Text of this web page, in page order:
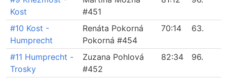
Kost
#451
#10 Kost -
Humprecht
Renáta Pokorná
Pokorná #454
70:14 63.
#11 Humprecht -
Trosky
Zuzana Pohlová
#452
82:34 96.